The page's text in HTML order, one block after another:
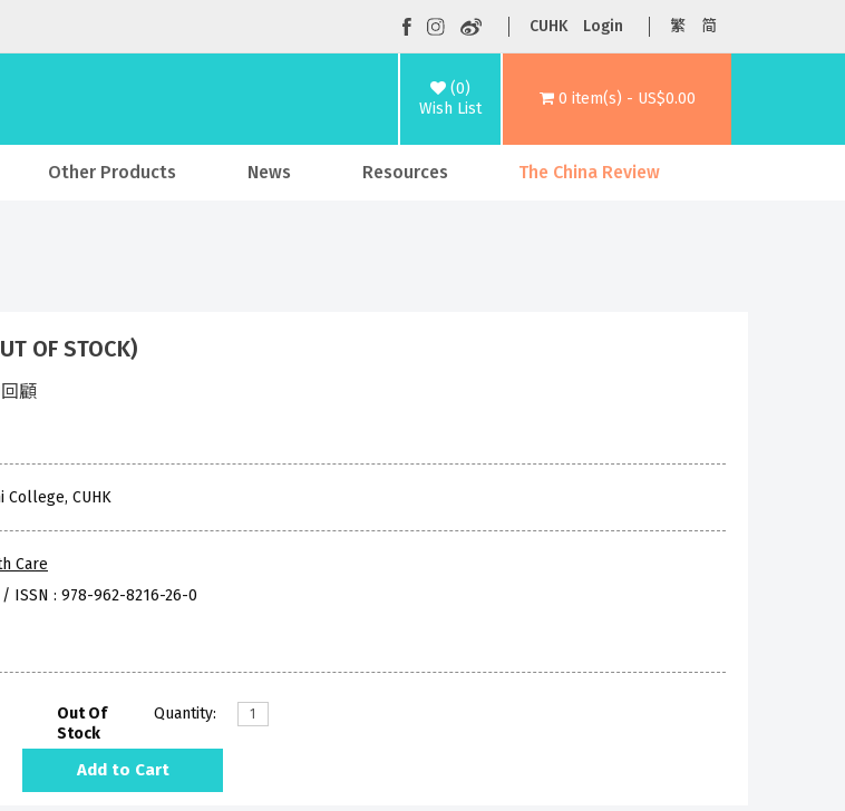
CUHK Login 繁 简
(0)
Wish List
0 item(s) - US$0.00
Other Products News Resources The China Review
OF STOCK)
顧
College, CUHK
Care
/ ISSN : 978-962-8216-26-0
Out Of
Stock
Quantity:
Add to Cart